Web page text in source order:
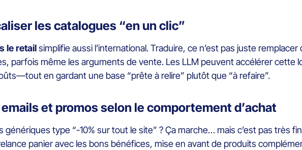
les catalogues “en un clic”
le retailsimplifie aussi l’international. Traduire, ce n’est pas juste
parfois même les arguments de vente. Les LLM peuvent accélérer cette
en gardant une base “prête à relire” plutôt que “à refaire”.
et promos selon le comportement d’achat
génériques type “-10% sur tout le site” ? Ça marche… mais c’est pas très
panier avec les bons bénéfices, mise en avant de produits